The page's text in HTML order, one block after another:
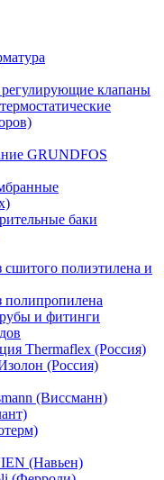
клапаны
GRUNDFOS
баки
полиэтилена и
и фитинги
Thermaflex (Россия)
(Россия)
(Виссманн)
(Навьен)